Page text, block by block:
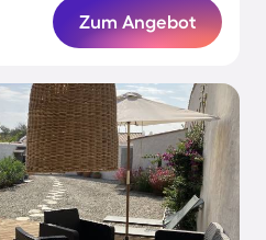
Zum Angebot